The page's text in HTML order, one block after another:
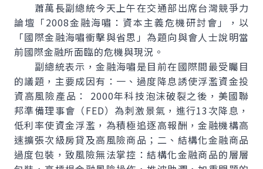
蕭萬長副總統今天上午在交通部出席台灣競爭力
論壇「2008金融海嘯：資本主義危機研討會」，以
「國際金融海嘯衝擊與省思」為題向與會人士說明當
前國際金融所面臨的危機與現況。
副總統表示，金融海嘯是目前在國際間最受矚目
的議題，主要成因有：一、過度降息誘使浮濫資金投
資高風險產品： 2000年科技泡沫破裂之後，美國聯
邦準備理事會（FED）為刺激景氣，進行13次降息，
低利率使資金浮濫，為積極追逐高報酬，金融機構高
速擴張次級房貸及高風險商品；二、結構化金融商品
過度包裝，致風險無法掌控：結構化金融商品的層層